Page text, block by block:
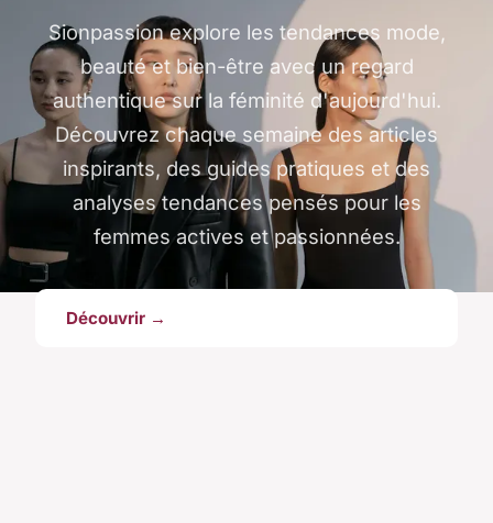
Sionpassion explore les tendances mode,
beauté et bien-être avec un regard
authentique sur la féminité d'aujourd'hui.
Découvrez chaque semaine des articles
inspirants, des guides pratiques et des
analyses tendances pensés pour les
femmes actives et passionnées.
Découvrir →